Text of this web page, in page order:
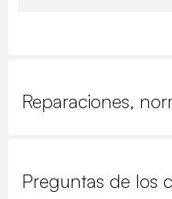
Reparaciones,
Preguntas de los